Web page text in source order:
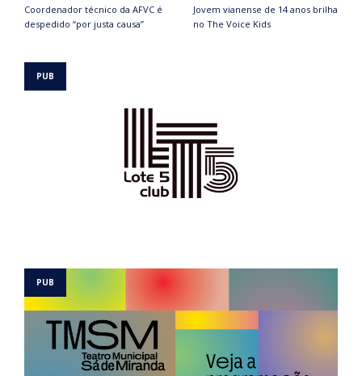
Coordenador técnico da AFVC é
despedido “por justa causa”
Jovem vianense de 14 anos brilha
no The Voice Kids